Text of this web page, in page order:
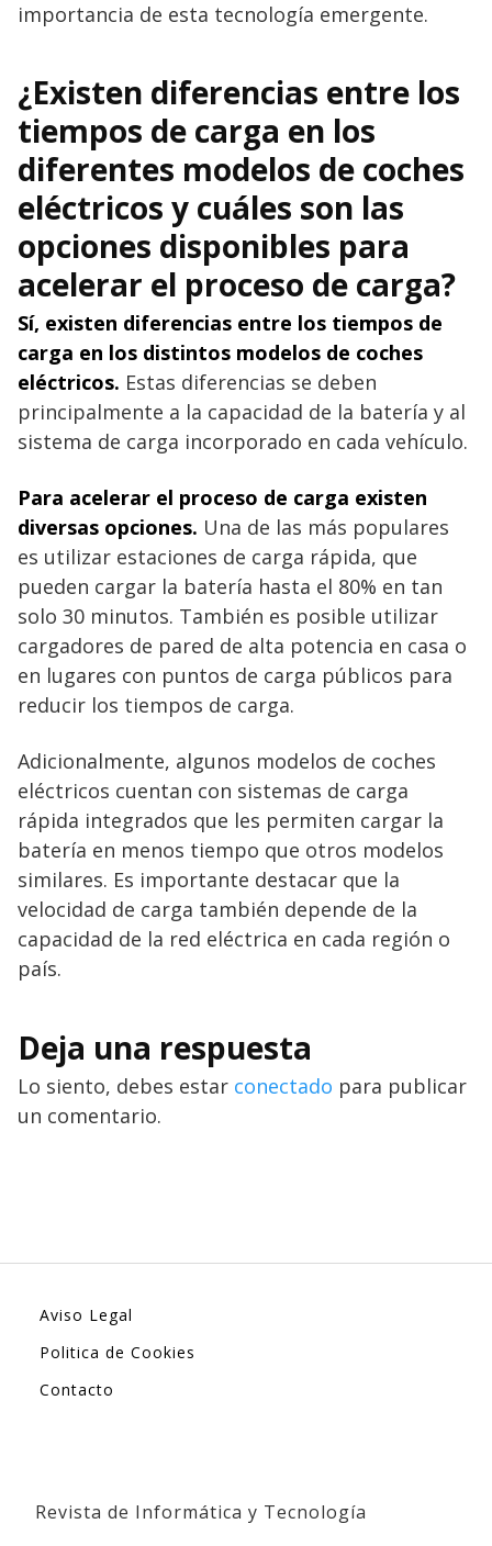
importancia de esta tecnología emergente.
¿Existen diferencias entre los
tiempos de carga en los
diferentes modelos de coches
eléctricos y cuáles son las
opciones disponibles para
acelerar el proceso de carga?
Sí, existen diferencias entre los tiempos de
carga en los distintos modelos de coches
eléctricos. Estas diferencias se deben
principalmente a la capacidad de la batería y al
sistema de carga incorporado en cada vehículo.
Para acelerar el proceso de carga existen
diversas opciones. Una de las más populares
es utilizar estaciones de carga rápida, que
pueden cargar la batería hasta el 80% en tan
solo 30 minutos. También es posible utilizar
cargadores de pared de alta potencia en casa o
en lugares con puntos de carga públicos para
reducir los tiempos de carga.
Adicionalmente, algunos modelos de coches
eléctricos cuentan con sistemas de carga
rápida integrados que les permiten cargar la
batería en menos tiempo que otros modelos
similares. Es importante destacar que la
velocidad de carga también depende de la
capacidad de la red eléctrica en cada región o
país.
Deja una respuesta
Lo siento, debes estar conectado para publicar
un comentario.
Aviso Legal
Politica de Cookies
Contacto
Revista de Informática y Tecnología